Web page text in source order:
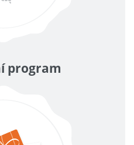
program